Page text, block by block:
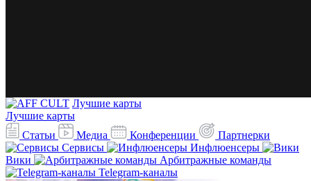
Лучшие карты
Лучшие карты
Статьи
Медиа Конференции
Партнерки
Сервисы
Инфлюенсеры
Вики
Арбитражные команды
Telegram-каналы